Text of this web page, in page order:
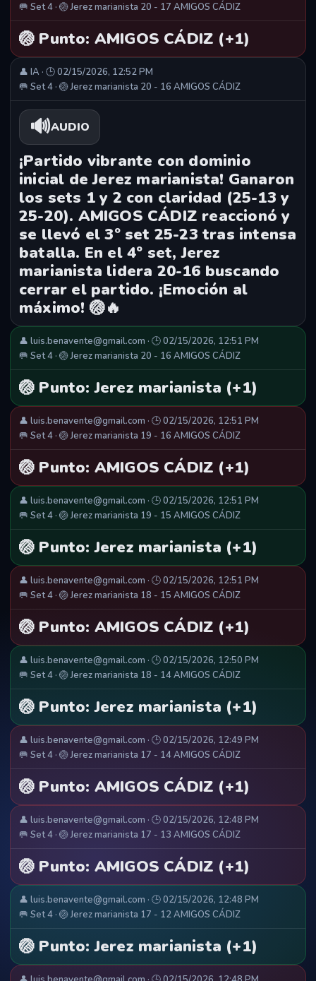
🥅 Set 4 · 🏐 Jerez marianista 20 - 17 AMIGOS CÁDIZ
🏐 Punto: AMIGOS CÁDIZ (+1)
👤 IA · 🕒 02/15/2026, 12:52 PM
🥅 Set 4 · 🏐 Jerez marianista 20 - 16 AMIGOS CÁDIZ
🔊AUDIO
¡Partido vibrante con dominio
inicial de Jerez marianista! Ganaron
los sets 1 y 2 con claridad (25-13 y
25-20). AMIGOS CÁDIZ reaccionó y
se llevó el 3º set 25-23 tras intensa
batalla. En el 4º set, Jerez
marianista lidera 20-16 buscando
cerrar el partido. ¡Emoción al
máximo! 🏐🔥
👤 luis.benavente@gmail.com · 🕒 02/15/2026, 12:51 PM
🥅 Set 4 · 🏐 Jerez marianista 20 - 16 AMIGOS CÁDIZ
🏐 Punto: Jerez marianista (+1)
👤 luis.benavente@gmail.com · 🕒 02/15/2026, 12:51 PM
🥅 Set 4 · 🏐 Jerez marianista 19 - 16 AMIGOS CÁDIZ
🏐 Punto: AMIGOS CÁDIZ (+1)
👤 luis.benavente@gmail.com · 🕒 02/15/2026, 12:51 PM
🥅 Set 4 · 🏐 Jerez marianista 19 - 15 AMIGOS CÁDIZ
🏐 Punto: Jerez marianista (+1)
👤 luis.benavente@gmail.com · 🕒 02/15/2026, 12:51 PM
🥅 Set 4 · 🏐 Jerez marianista 18 - 15 AMIGOS CÁDIZ
🏐 Punto: AMIGOS CÁDIZ (+1)
👤 luis.benavente@gmail.com · 🕒 02/15/2026, 12:50 PM
🥅 Set 4 · 🏐 Jerez marianista 18 - 14 AMIGOS CÁDIZ
🏐 Punto: Jerez marianista (+1)
👤 luis.benavente@gmail.com · 🕒 02/15/2026, 12:49 PM
🥅 Set 4 · 🏐 Jerez marianista 17 - 14 AMIGOS CÁDIZ
🏐 Punto: AMIGOS CÁDIZ (+1)
👤 luis.benavente@gmail.com · 🕒 02/15/2026, 12:48 PM
🥅 Set 4 · 🏐 Jerez marianista 17 - 13 AMIGOS CÁDIZ
🏐 Punto: AMIGOS CÁDIZ (+1)
👤 luis.benavente@gmail.com · 🕒 02/15/2026, 12:48 PM
🥅 Set 4 · 🏐 Jerez marianista 17 - 12 AMIGOS CÁDIZ
🏐 Punto: Jerez marianista (+1)